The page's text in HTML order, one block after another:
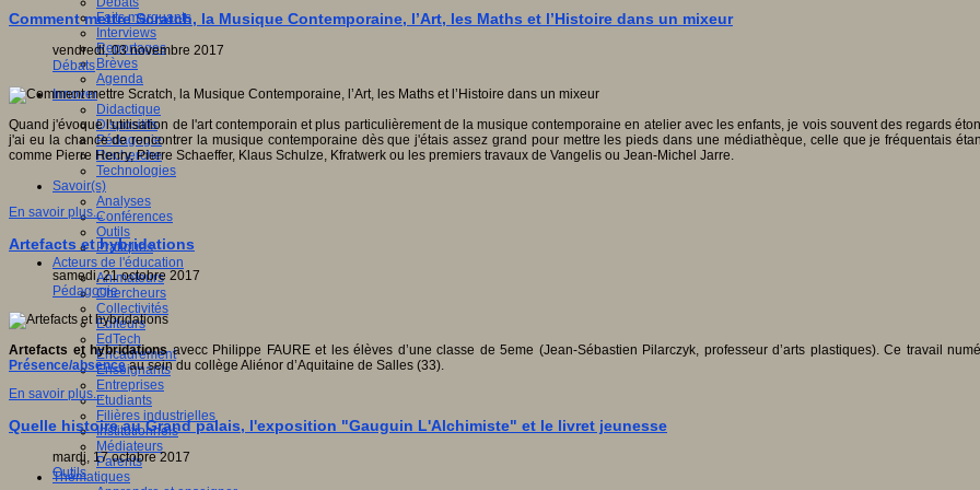
Faits marquants
Interviews
Reportages
Brèves
Agenda
Innover
Didactique
Dispositifs
Pédagogie
Recherche
Technologies
Savoir(s)
Analyses
Conférences
Outils
Pratiques
Acteurs de l'éducation
Animateurs
Chercheurs
Collectivités
Editeurs
EdTech
Encadrement
Enseignants
Entreprises
Etudiants
Filières industrielles
Institutionnels
Médiateurs
Parents
Thématiques
Comment mettre Scratch, la Musique Contemporaine, l’Art, les Maths et l’Histoire dans un mixeur
vendredi, 03 novembre 2017
Débats
Quand j'évoque l'utilisation de l'art contemporain et plus particulièrement de la musique contemporaine en atelier avec les enfants, je vois souvent des regards
j'ai eu la chance de rencontrer la musique contemporaine dès que j'étais assez grand pour mettre les pieds dans une médiathèque, celle que je fréquentais
comme Pierre Henry, Pierre Schaeffer, Klaus Schulze, Kfratwerk ou les premiers travaux de Vangelis ou Jean-Michel Jarre.
En savoir plus...
Artefacts et hybridations
samedi, 21 octobre 2017
Pédagogie
Artefacts et hybridationsavecc Philippe FAURE et les élèves d’une classe de 5eme (Jean-Sébastien Pilarczyk, professeur d’arts plastiques). Ce travail
Présence/absenceau sein du collège Aliénor d’Aquitaine de Salles (33).
En savoir plus...
Quelle histoire au Grand palais, l'exposition "Gauguin L'Alchimiste" et le livret jeunesse
mardi, 17 octobre 2017
Outils